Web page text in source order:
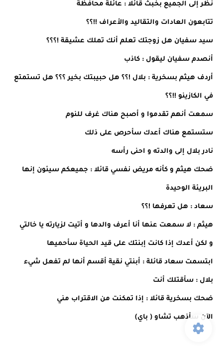
نظر إلى الجميع بخبث قائلا : عائلة محافظة
تتابعون العادات والتقاليد والأعراف !!؟؟
سيد سفيان هل زوجتك تعلم أنك تملك عشيقة !؟؟؟
أنصدم سفيان ليقول : كاذب
أردف هيثم بسخرية : بلال !؟؟ هل حبيبتك بخير ؟؟؟ هل تستمتع
في الكازينو !!؟؟
سمعت أنهم تقدموا و أصبح هناك غرف للنوم
ستستمع هناك أعدك سأحرص على ذلك
نادر بلال إلى والدته و احنى رأسه
ضحك هيثم و كأنه مريض نفسي قائلا : جميعكم سيئون إنها
البريئة الوحيدة
سعاد : هل تعرفها !؟؟
هيثم : لا سمعت عنها أنا أعرف والدها و أتيت لزيارته يا خالتي
و لكن أعدك إذا كانت إبنتك على قيد الحياة سأحميها
ابتسمت سعاد قائلة : أبنتي نقية أقسم أنها لم تفعل شيء
بلال : سأقتلك أنت
ضحك بسخرية قائلا : إذا تمكنت من الاقتراب مني
الآن سأذهب تشاو ( باي)